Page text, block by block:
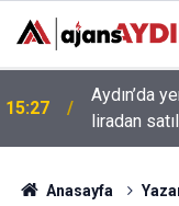
15:27
Aydın’da
liradan
Anasayfa